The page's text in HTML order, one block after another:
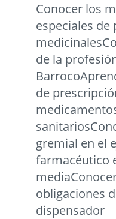
Conocer los
especiales de
de la
de
gremial en el
farmacéutico
obligaciones
dispensador